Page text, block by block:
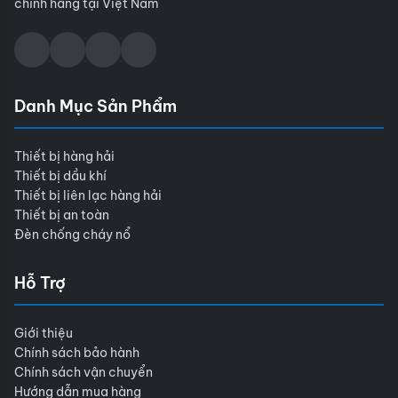
chính hãng tại Việt Nam
Danh Mục Sản Phẩm
Thiết bị hàng hải
Thiết bị dầu khí
Thiết bị liên lạc hàng hải
Thiết bị an toàn
Đèn chống cháy nổ
Hỗ Trợ
Giới thiệu
Chính sách bảo hành
Chính sách vận chuyển
Hướng dẫn mua hàng